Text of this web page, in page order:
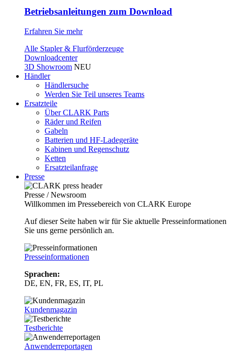
Betriebsanleitungen zum Download
Erfahren Sie mehr
Alle Stapler & Flurförderzeuge
Downloadcenter
3D Showroom NEU
Händler
Händlersuche
Werden Sie Teil unseres Teams
Ersatzteile
Über CLARK Parts
Räder und Reifen
Gabeln
Batterien und HF-Ladegeräte
Kabinen und Regenschutz
Ketten
Ersatzteilanfrage
Presse
Presse / Newsroom
Willkommen im Pressebereich von CLARK Europe
Auf dieser Seite haben wir für Sie aktuelle
Sie uns gerne persönlich an.
Presseinformationen
Sprachen:
DE, EN, FR, ES, IT, PL
Kundenmagazin
Testberichte
Anwenderreportagen